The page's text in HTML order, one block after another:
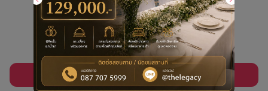
ลงทะเบียนรับโปรแต่งงานสุดคุ้ม